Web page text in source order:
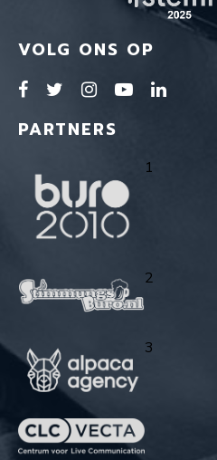
VOLG ONS OP
PARTNERS
1
2
3